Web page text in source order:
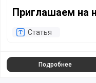
Приглашаем на
Статья
Подробнее